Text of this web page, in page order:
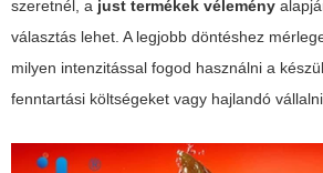
szeretnél, a just termékek vélemény
választás lehet. A legjobb döntéshez
milyen intenzitással fogod használni a
fenntartási költségeket vagy hajlandó